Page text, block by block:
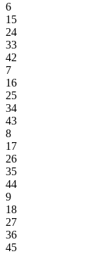
6
15
24
33
42
7
16
25
34
43
8
17
26
35
44
9
18
27
36
45